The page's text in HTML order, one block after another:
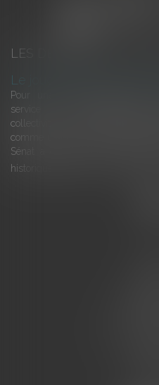
LES DERNIÈRES
Le joug léger des
Pour une gestion
service du développement
collectivités Le monument
comme une charge. Le rapport
Sénat a consacré, en juillet
historiques invite à y voir aussi